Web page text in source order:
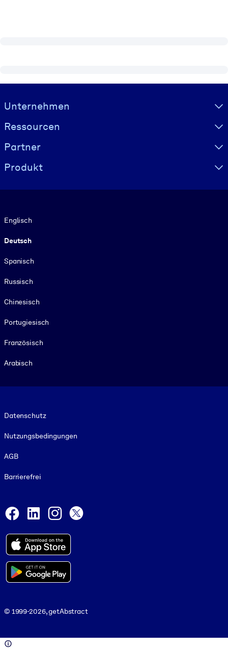
Visually hidden Text
Unternehmen
Ressourcen
Partner
Produkt
Englisch
Deutsch
Spanisch
Russisch
Chinesisch
Portugiesisch
Französisch
Arabisch
Datenschutz
Nutzungsbedingungen
AGB
Barrierefrei
Facebook
LinkedInInstagram
© 1999-2026, getAbstract